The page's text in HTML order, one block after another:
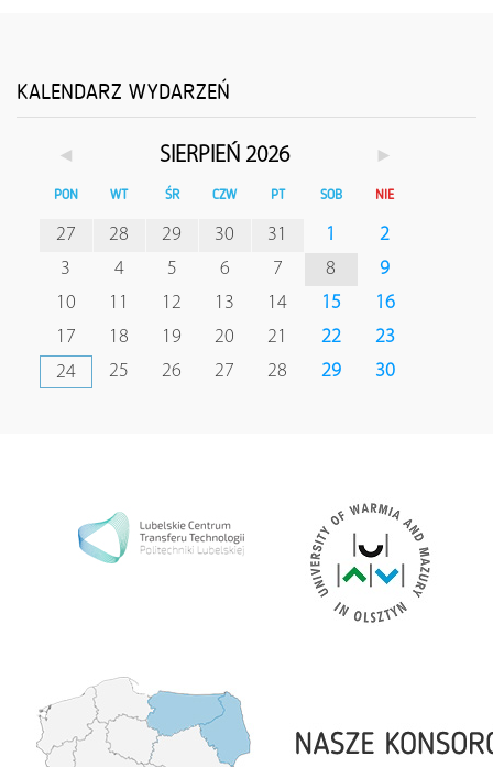
KALENDARZ WYDARZEŃ
◄ SIERPIEŃ 2026 ►
PON WT ŚR CZW PT SOB NIE
27 28 29 30 31 1
2
3
4 5 6 7 8
9
10
11 12 13 14 15
16
17
18 19 20 21 22
23
24
25 26 27 28 29 30